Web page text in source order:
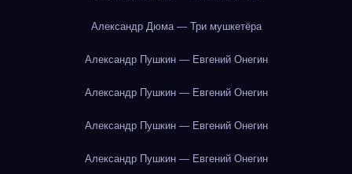
Александр Дюма — Три мушкетёра
Александр Пушкин — Евгений Онегин
Александр Пушкин — Евгений Онегин
Александр Пушкин — Евгений Онегин
Александр Пушкин — Евгений Онегин